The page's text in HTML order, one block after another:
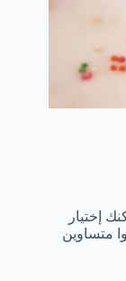
إختيار
متساوين